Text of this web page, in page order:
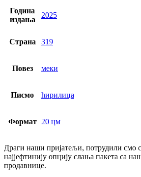
Година
издања
2025
Страна 319
Повез меки
Писмо ћирилица
Формат 20 цм
Драги наши пријатељи, потрудили смо
најјефтинију опцију слања пакета са
продавнице.